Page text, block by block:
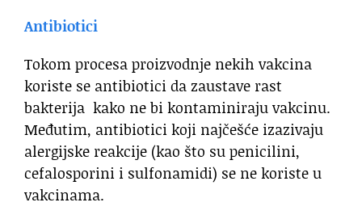
Antibiotici
Tokom procesa proizvodnje nekih vakcina
koriste se antibiotici da zaustave rast
bakterija kako ne bi kontaminiraju vakcinu.
Međutim, antibiotici koji najčešće izazivaju
alergijske reakcije (kao što su penicilini,
cefalosporini i sulfonamidi) se ne koriste u
vakcinama.